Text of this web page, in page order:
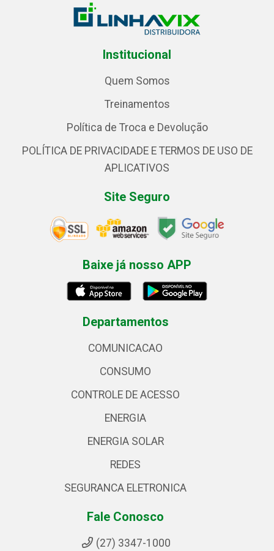
Institucional
Quem Somos
Treinamentos
Política de Troca e Devolução
POLÍTICA DE PRIVACIDADE E TERMOS DE USO DE
APLICATIVOS
Site Seguro
Baixe já nosso APP
Departamentos
COMUNICACAO
CONSUMO
CONTROLE DE ACESSO
ENERGIA
ENERGIA SOLAR
REDES
SEGURANCA ELETRONICA
Fale Conosco
(27) 3347-1000